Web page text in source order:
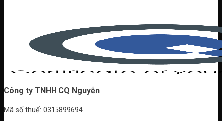
cho
villa,
biệt
gỗ
cho
gian
Công ty TNHH CQ Nguyễn
Mã số thuế: 0315899694